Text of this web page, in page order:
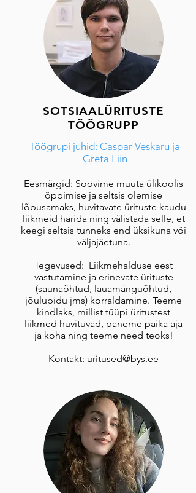
SOTSIAALÜRITUSTE
TÖÖGRUPP
Töögrupi juhid: Caspar Veskaru ja
Greta Liin
Eesmärgid: Soovime muuta ülikoolis
õppimise ja seltsis olemise
lõbusamaks, huvitavate ürituste kaudu
liikmeid harida ning välistada selle, et
keegi seltsis tunneks end üksikuna või
väljajäetuna.
Tegevused: Liikmehalduse eest
vastutamine ja erinevate ürituste
(saunaõhtud, lauamänguõhtud,
jõulupidu jms) korraldamine. Teeme
kindlaks, millist tüüpi üritustest
liikmed huvituvad, paneme paika aja
ja koha ning teeme need teoks!​
Kontakt: uritused@bys.ee